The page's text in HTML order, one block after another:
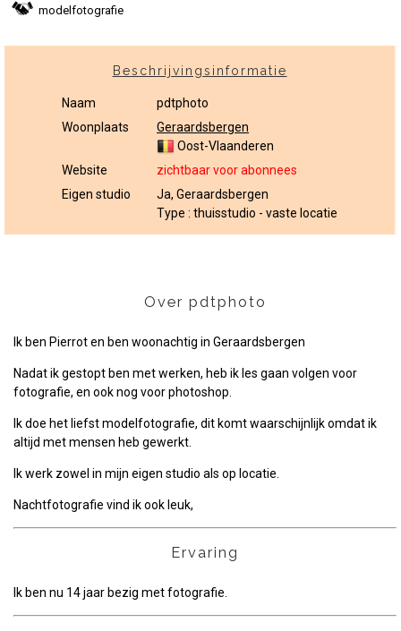
modelfotografie
Beschrijvingsinformatie
Naam
pdtphoto
Woonplaats
Geraardsbergen
Oost-Vlaanderen
Website
zichtbaar voor abonnees
Eigen studio
Ja, Geraardsbergen
Type : thuisstudio - vaste locatie
Over pdtphoto
Ik ben Pierrot en ben woonachtig in Geraardsbergen
Nadat ik gestopt ben met werken, heb ik les gaan volgen voor
fotografie, en ook nog voor photoshop.
Ik doe het liefst modelfotografie, dit komt waarschijnlijk omdat ik
altijd met mensen heb gewerkt.
Ik werk zowel in mijn eigen studio als op locatie.
Nachtfotografie vind ik ook leuk,
Ervaring
Ik ben nu 14 jaar bezig met fotografie.